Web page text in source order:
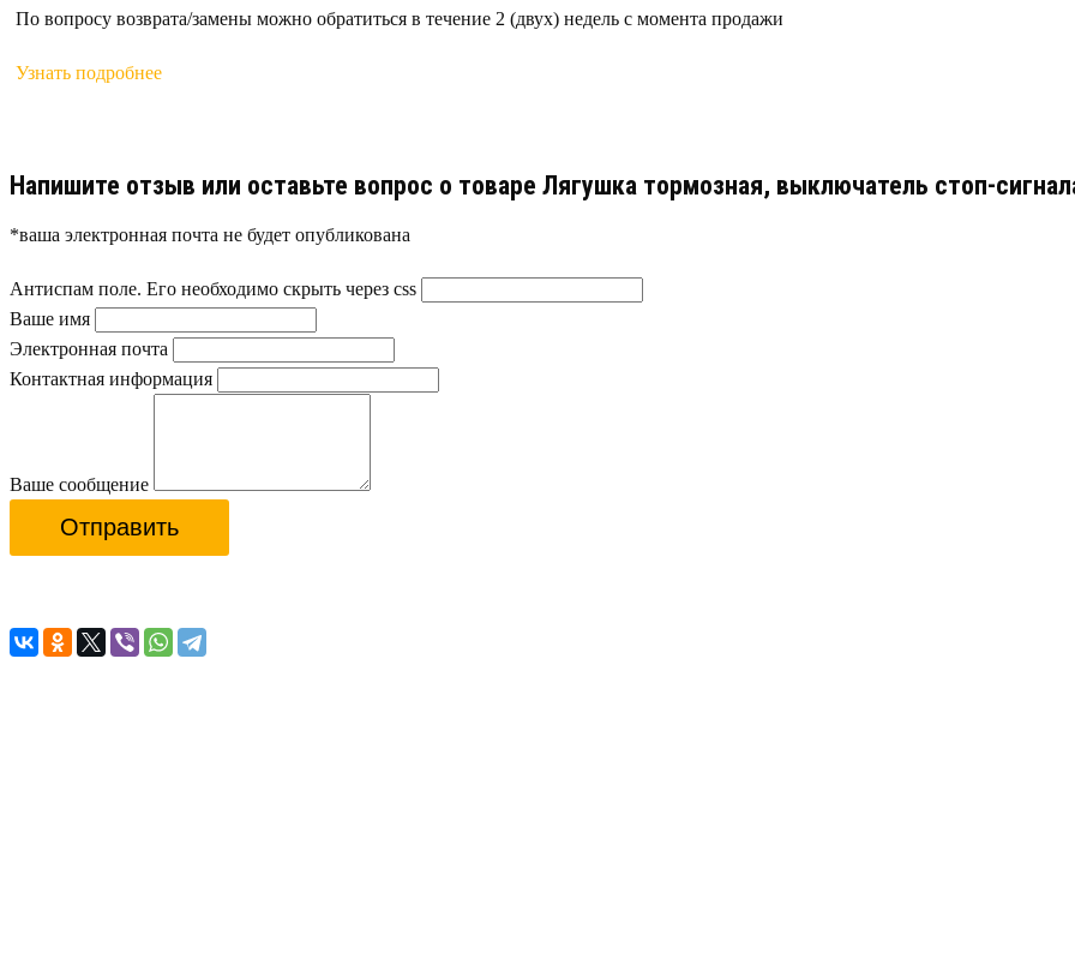
По вопросу возврата/замены можно обратиться в течение 2 (двух) недель с момента продажи
Узнать подробнее
Напишите отзыв или оставьте вопрос о товаре Лягушка тормозная, выключатель стоп-
*ваша электронная почта не будет опубликована
Антиспам поле. Его необходимо скрыть через css
Ваше имя
Электронная почта
Контактная информация
Ваше сообщение
Отправить